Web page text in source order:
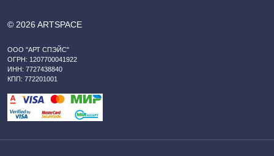
© 2026 ARTSPACE
ООО "АРТ СПЭЙС"
ОГРН: 1207700041922
ИНН: 7727438840
КПП: 772201001